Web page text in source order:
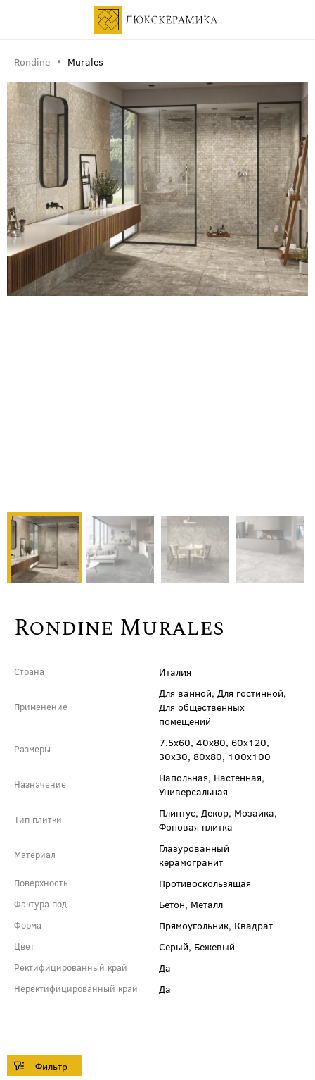
Rondine Murales
Rondine Murales
Страна Италия
Применение
Для ванной, Для гостинной,
Для общественных
помещений
Размеры
7.5x60, 40x80, 60x120,
30x30, 80x80, 100x100
Назначение
Напольная, Настенная,
Универсальная
Тип плитки
Плинтус, Декор, Мозаика,
Фоновая плитка
Материал
Глазурованный
керамогранит
Поверхность Противоскользящая
Фактура под Бетон, Металл
Форма Прямоугольник, Квадрат
Цвет Серый, Бежевый
Ректифицированный край Да
Неректифицированный край Да